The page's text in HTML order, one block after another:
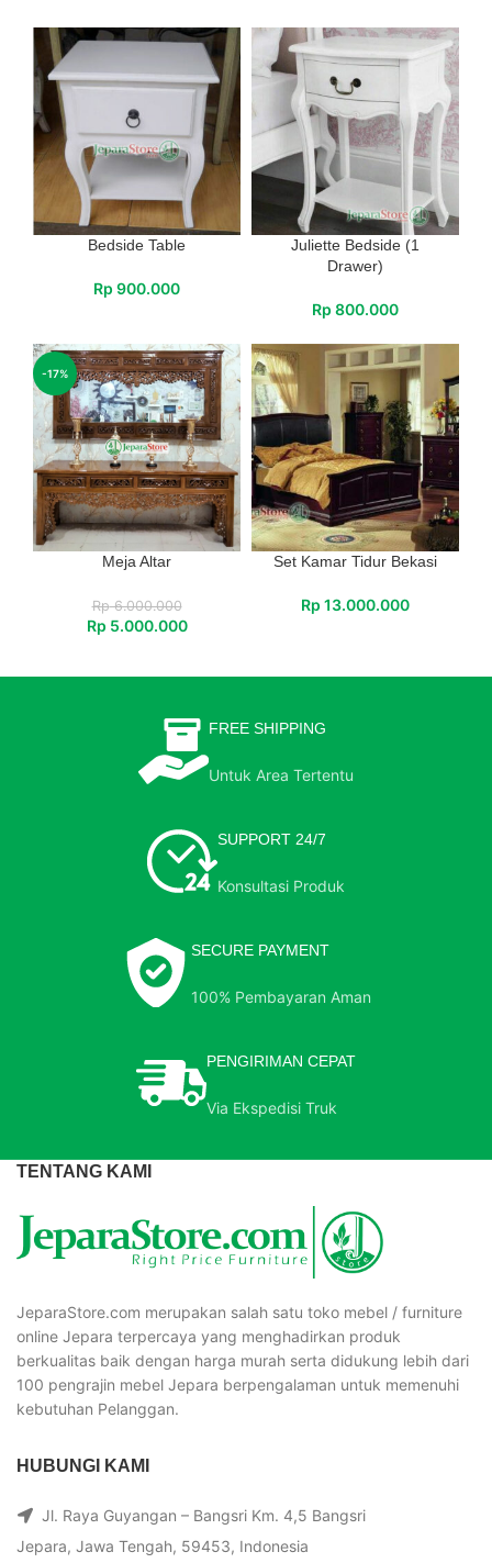
Bedside Table
Rp 900.000
Juliette Bedside (1
Drawer)
Rp 800.000
-17%
Meja Altar
Rp6.000.000
Rp 5.000.000
Set Kamar Tidur Bekasi
Rp 13.000.000
FREE SHIPPING
Untuk Area Tertentu
SUPPORT 24/7
Konsultasi Produk
SECURE PAYMENT
100% Pembayaran Aman
PENGIRIMAN CEPAT
Via Ekspedisi Truk
TENTANG KAMI
JeparaStore.com merupakan salah satu toko mebel / furniture
online Jepara terpercaya yang menghadirkan produk
berkualitas baik dengan harga murah serta didukung lebih dari
100 pengrajin mebel Jepara berpengalaman untuk memenuhi
kebutuhan Pelanggan.
HUBUNGI KAMI
Jl. Raya Guyangan – Bangsri Km. 4,5 Bangsri
Jepara, Jawa Tengah, 59453, Indonesia